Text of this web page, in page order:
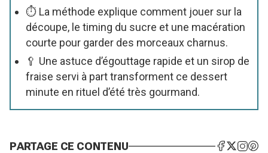
⏱ La méthode explique comment jouer sur la
découpe, le timing du sucre et une macération
courte pour garder des morceaux charnus.
🥄 Une astuce d’égouttage rapide et un sirop de
fraise servi à part transforment ce dessert
minute en rituel d’été très gourmand.
PARTAGE CE CONTENU